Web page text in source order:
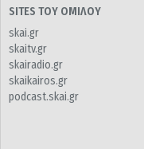
SITES ΤΟΥ ΟΜΙΛΟΥ
skai.gr
skaitv.gr
skairadio.gr
skaikairos.gr
podcast.skai.gr